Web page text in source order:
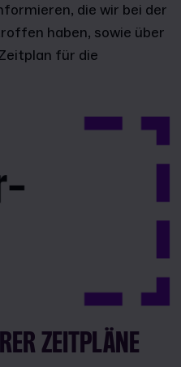
die wir bei der
haben, sowie über
für die
ZEITPLÄNE